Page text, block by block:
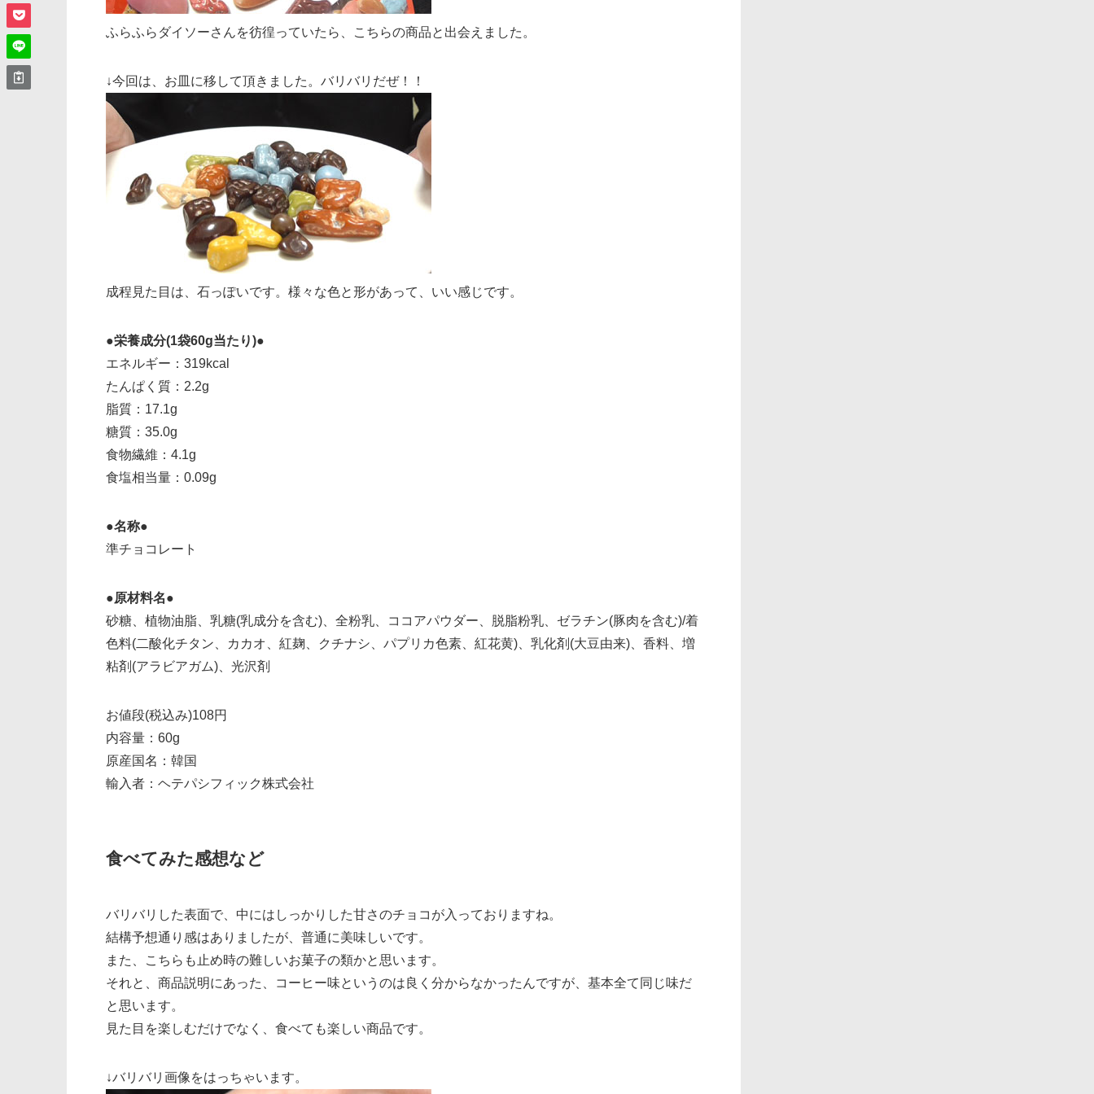
ふらふらダイソーさんを彷徨っていたら、こちらの商品と出会えました。
↓今回は、お皿に移して頂きました。バリバリだぜ！！
成程見た目は、石っぽいです。様々な色と形があって、いい感じです。
●栄養成分(1袋60g当たり)●
エネルギー：319kcal
たんぱく質：2.2g
脂質：17.1g
糖質：35.0g
食物繊維：4.1g
食塩相当量：0.09g
●名称●
準チョコレート
●原材料名●
砂糖、植物油脂、乳糖(乳成分を含む)、全粉乳、ココアパウダー、脱脂粉乳、ゼラチン(豚肉を含む)/着
色料(二酸化チタン、カカオ、紅麹、クチナシ、パプリカ色素、紅花黄)、乳化剤(大豆由来)、香料、増
粘剤(アラビアガム)、光沢剤
お値段(税込み)108円
内容量：60g
原産国名：韓国
輸入者：ヘテパシフィック株式会社
食べてみた感想など
バリバリした表面で、中にはしっかりした甘さのチョコが入っておりますね。
結構予想通り感はありましたが、普通に美味しいです。
また、こちらも止め時の難しいお菓子の類かと思います。
それと、商品説明にあった、コーヒー味というのは良く分からなかったんですが、基本全て同じ味だ
と思います。
見た目を楽しむだけでなく、食べても楽しい商品です。
↓バリバリ画像をはっちゃいます。